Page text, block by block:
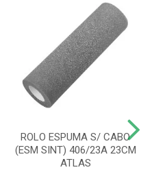
ROLO ESPUMA S/ CABO
(ESM SINT) 406/23A 23CM
ATLAS